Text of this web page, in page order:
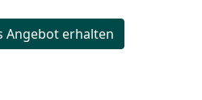
Angebot erhalten